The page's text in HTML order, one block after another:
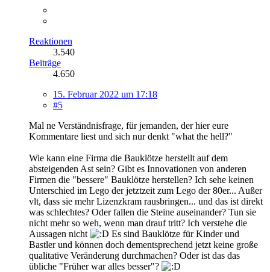
Reaktionen
3.540
Beiträge
4.650
15. Februar 2022 um 17:18
#5
Mal ne Verständnisfrage, für jemanden, der hier eure
Kommentare liest und sich nur denkt "what the hell?"
Wie kann eine Firma die Bauklötze herstellt auf dem
absteigenden Ast sein? Gibt es Innovationen von anderen
Firmen die "bessere" Bauklötze herstellen? Ich sehe keinen
Unterschied im Lego der jetztzeit zum Lego der 80er... Außer
vlt, dass sie mehr Lizenzkram rausbringen... und das ist direkt
was schlechtes? Oder fallen die Steine auseinander? Tun sie
nicht mehr so weh, wenn man drauf tritt? Ich verstehe die
Aussagen nicht
Es sind Bauklötze für Kinder und
Bastler und können doch dementsprechend jetzt keine große
qualitative Veränderung durchmachen? Oder ist das das
übliche "Früher war alles besser"?